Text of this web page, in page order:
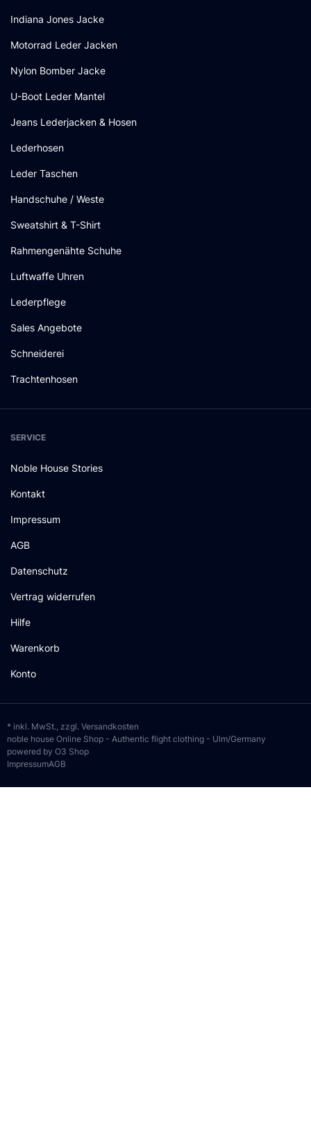
Indiana Jones Jacke
Motorrad Leder Jacken
Nylon Bomber Jacke
U-Boot Leder Mantel
Jeans Lederjacken & Hosen
Lederhosen
Leder Taschen
Handschuhe / Weste
Sweatshirt & T-Shirt
Rahmengenähte Schuhe
Luftwaffe Uhren
Lederpflege
Sales Angebote
Schneiderei
Trachtenhosen
SERVICE
Noble House Stories
Kontakt
Impressum
AGB
Datenschutz
Vertrag widerrufen
Hilfe
Warenkorb
Konto
* inkl. MwSt., zzgl. Versandkosten
noble house Online Shop - Authentic flight clothing - Ulm/Germany
powered by O3 Shop
ImpressumAGB